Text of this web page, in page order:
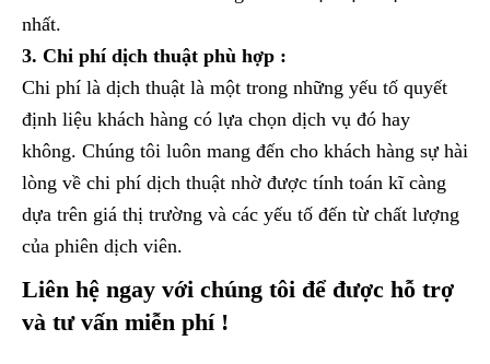
nhất.
3. Chi phí dịch thuật phù hợp :
Chi phí là dịch thuật là một trong những yếu tố quyết
định liệu khách hàng có lựa chọn dịch vụ đó hay
không. Chúng tôi luôn mang đến cho khách hàng sự hài
lòng về chi phí dịch thuật nhờ được tính toán kĩ càng
dựa trên giá thị trường và các yếu tố đến từ chất lượng
của phiên dịch viên.
Liên hệ ngay với chúng tôi để được hỗ trợ
và tư vấn miễn phí !